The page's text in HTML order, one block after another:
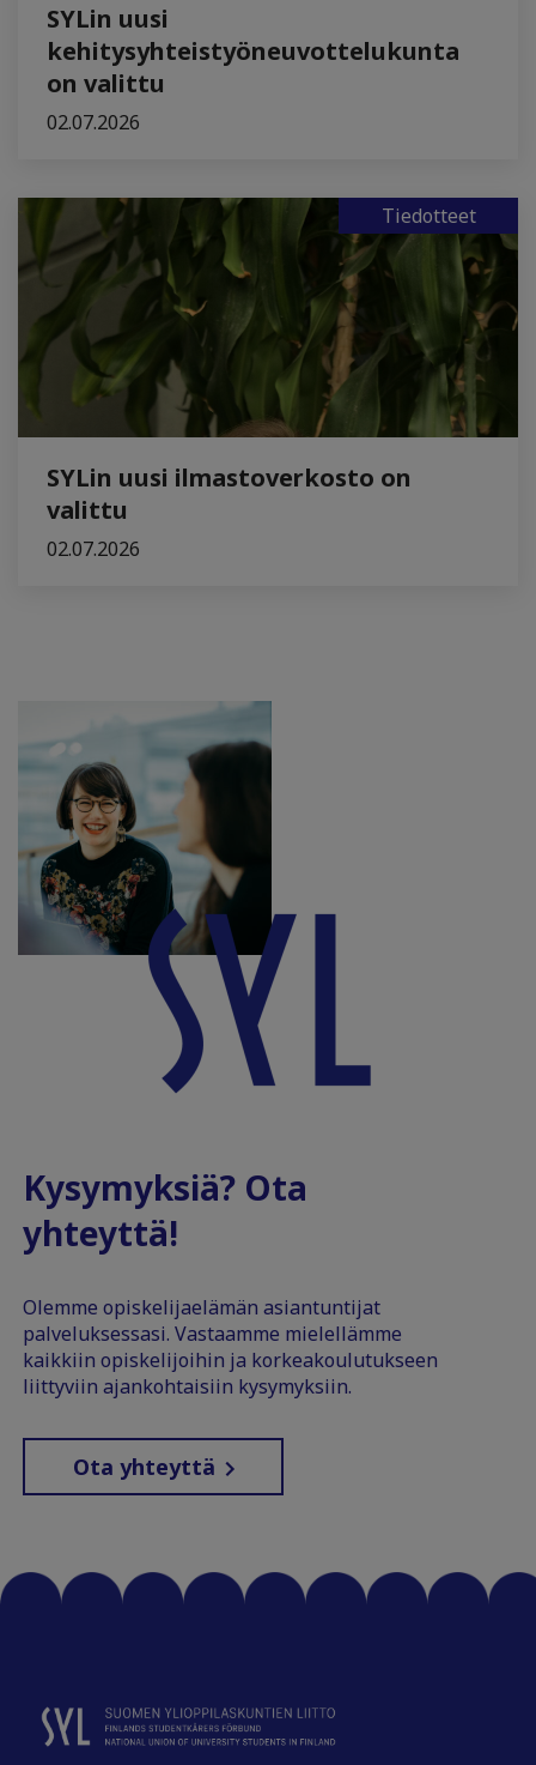
SYLin uusi
kehitysyhteistyöneuvottelukunta
on valittu
02.07.2026
Tiedotteet
SYLin uusi ilmastoverkosto on
valittu
02.07.2026
Kysymyksiä? Ota
yhteyttä!
Olemme opiskelijaelämän asiantuntijat
palveluksessasi. Vastaamme mielellämme
kaikkiin opiskelijoihin ja korkeakoulutukseen
liittyviin ajankohtaisiin kysymyksiin.
Ota yhteyttä